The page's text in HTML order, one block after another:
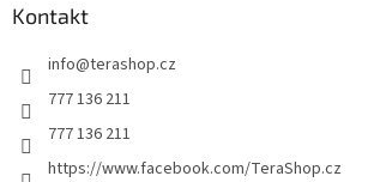
Kontakt
info@terashop.cz
777 136 211
777 136 211
https://www.facebook.com/TeraShop.cz